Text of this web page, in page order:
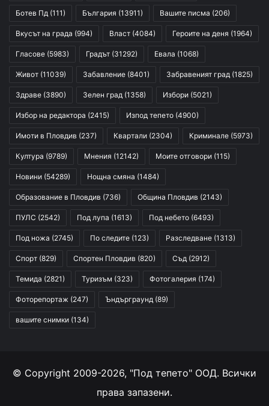
Ботев Пд (111) България (13911) Вашите писма (206)
Вкусът на града (994) Власт (4084) Героите на деня (1964)
Гласове (5983) Градът (31292) Евала (1068)
Живот (11039) Забавление (8401) Забравеният град (1825)
Здраве (3890) Зелен град (1358) Избори (5021)
Избор на редактора (2415) Изпод тепето (4900)
Имоти в Пловдив (237) Квартали (2304) Криминале (5973)
Култура (9789) Мнения (12142) Моите отговори (115)
Новини (54289) Нощна смяна (1484)
Образование в Пловдив (736) Община Пловдив (2143)
ПУЛС (2542) Под лупа (1613) Под небето (6493)
Под ножа (2745) По следите (123) Разследване (1313)
Спорт (829) Спортен Пловдив (820) Съд (2912)
Темида (2821) Туризъм (323) Фотогалерия (174)
Фоторепортаж (247) Ъндърграунд (89)
вашите снимки (134)
© Copyright 2009-2026, "Под тепето" ООД. Всички
права запазени.